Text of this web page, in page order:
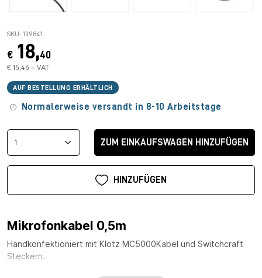
SKU: 109841
€ 18,40
€ 15,46 + VAT
AUF BESTELLUNG ERHÄLTLICH
Normalerweise versandt in 8-10 Arbeitstage
ZUM EINKAUFSWAGEN HINZUFÜGEN
HINZUFÜGEN
Mikrofonkabel 0,5m
Handkonfektioniert mit Klotz MC5000Kabel und Switchcraft
Steckern.